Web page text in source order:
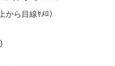
から目線ﾔﾒﾛ）